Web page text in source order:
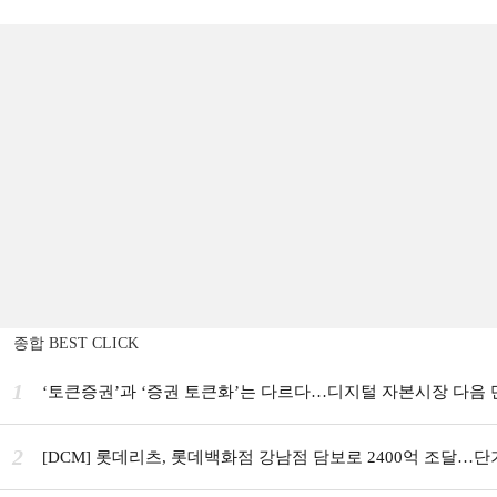
종합 BEST CLICK
1 ‘토큰증권’과 ‘증권 토큰화’는 다르다…디지털 자본시장 다음
2 [DCM] 롯데리츠, 롯데백화점 강남점 담보로 2400억 조달…단